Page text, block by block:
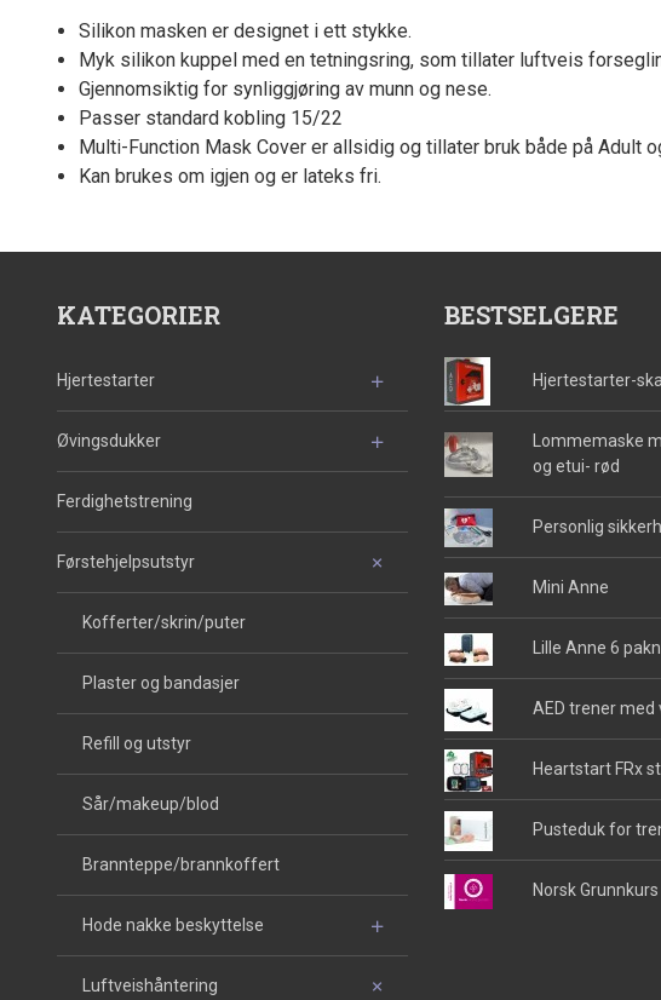
Silikon masken er designet i ett stykke.
Myk silikon kuppel med en tetningsring, som tillater luftveis
Gjennomsiktig for synliggjøring av munn og nese.
Passer standard kobling 15/22
Multi-Function Mask Cover er allsidig og tillater bruk både på Adult
Kan brukes om igjen og er lateks fri.
KATEGORIER
Hjertestarter
Øvingsdukker
Ferdighetstrening
Førstehjelpsutstyr
Kofferter/skrin/puter
Plaster og bandasjer
Refill og utstyr
Sår/makeup/blod
Brannteppe/brannkoffert
Hode nakke beskyttelse
Luftveishåntering
BESTSELGERE
Hjertestarter-
Lommemaske
og etui- rød
Personlig
Mini Anne
Lille Anne 6
AED trener med
Heartstart FRx
Pusteduk for
Norsk